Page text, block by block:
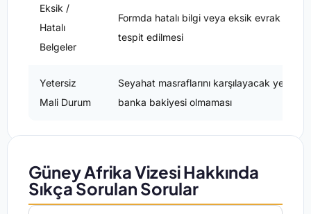
Eksik /
Hatalı
Belgeler
Formda hatalı bilgi veya eksik evrak
tespit edilmesi
Yetersiz
Mali Durum
Seyahat masraflarını karşılayacak yeterli
banka bakiyesi olmaması
Güney Afrika Vizesi Hakkında
Sıkça Sorulan Sorular